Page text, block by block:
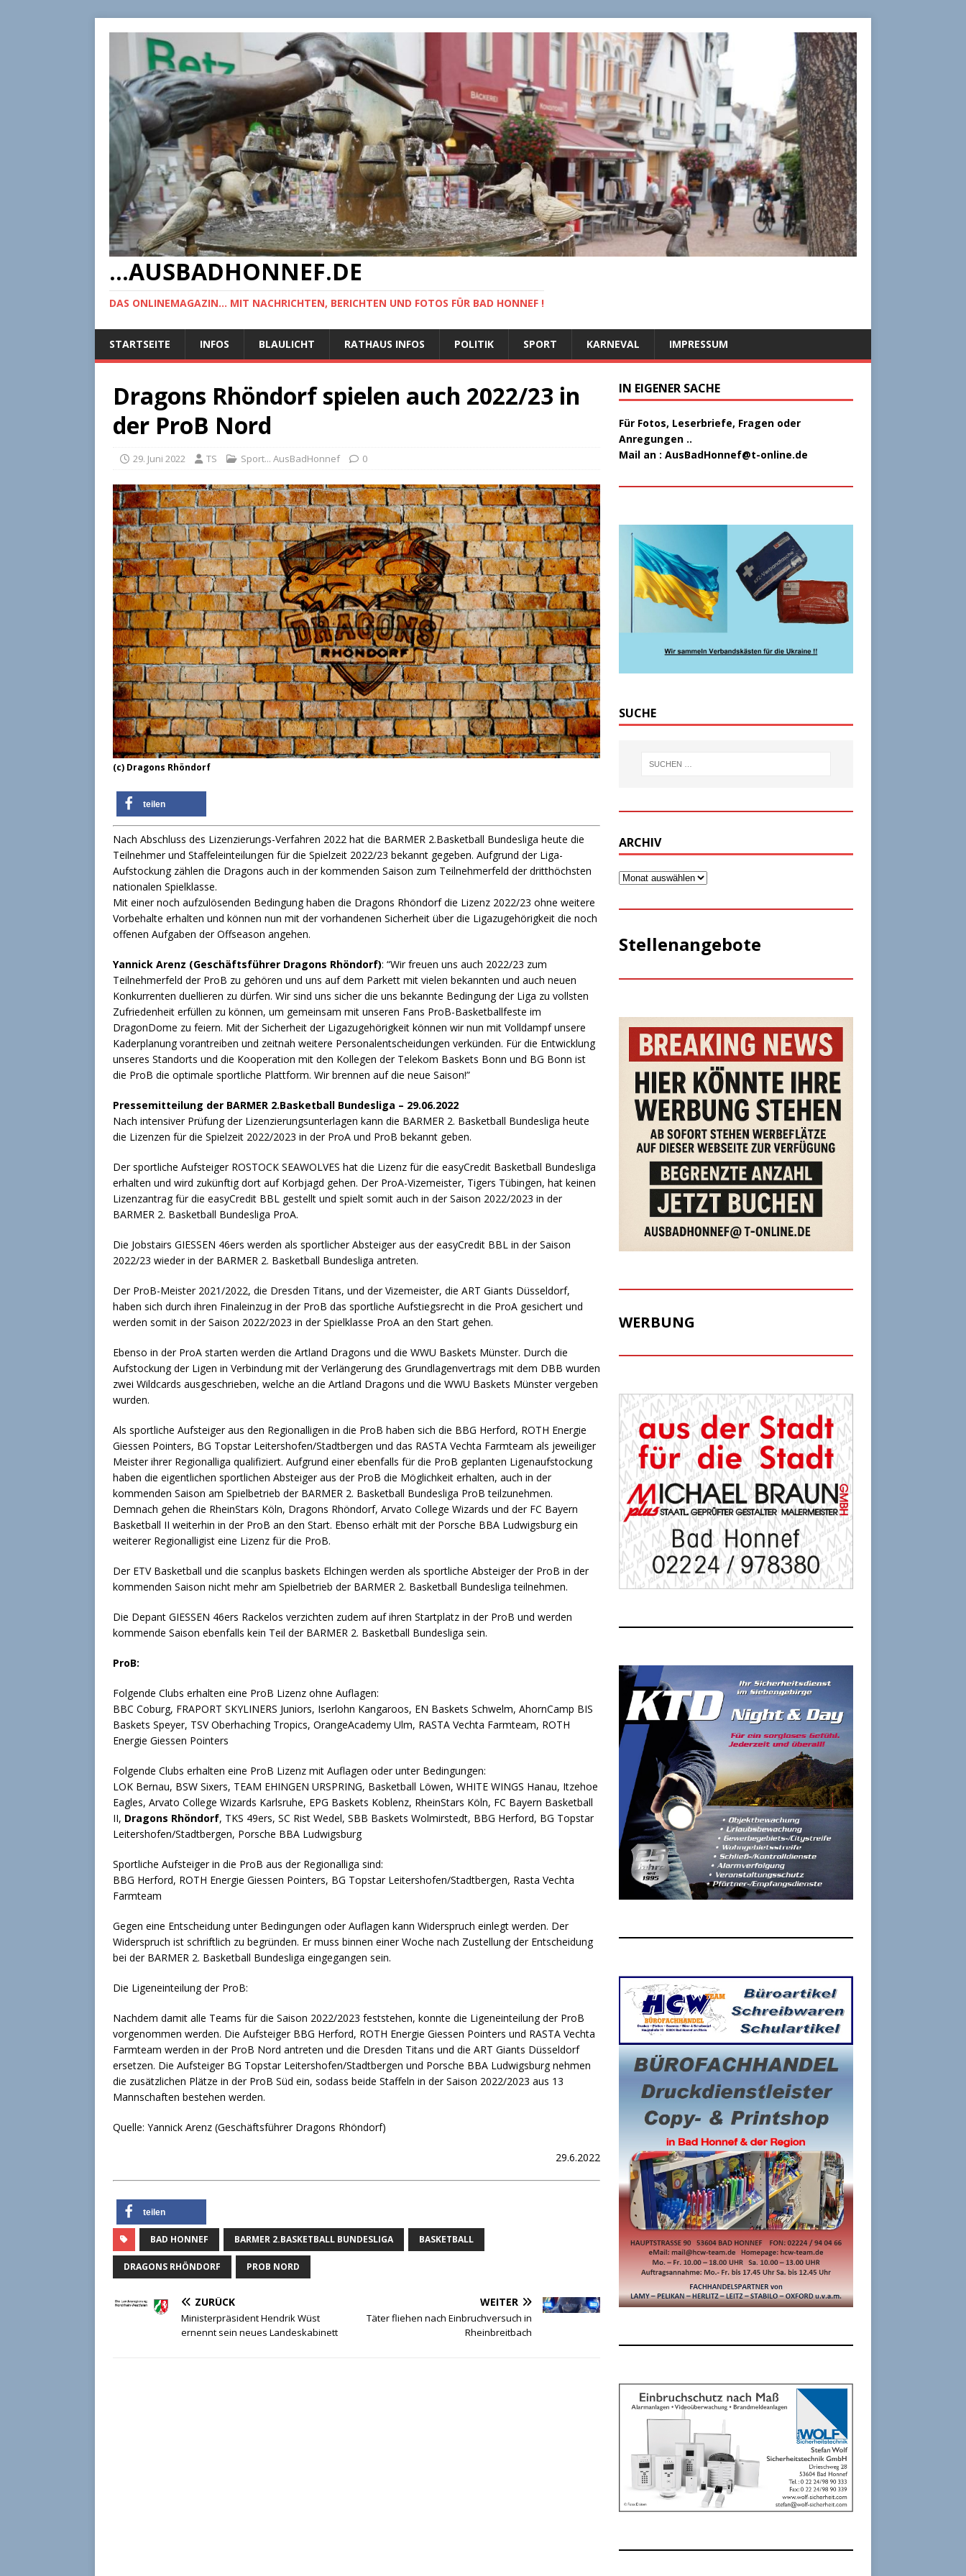
...AUSBADHONNEF.DE
DAS ONLINEMAGAZIN... MIT NACHRICHTEN, BERICHTEN UND FOTOS FÜR BAD HONNEF !
STARTSEITE INFOS BLAULICHT RATHAUS INFOS POLITIK SPORT KARNEVAL IMPRESSUM
Dragons Rhöndorf spielen auch 2022/23 in
der ProB Nord
29. Juni 2022 TS Sport... AusBadHonnef 0
(c) Dragons Rhöndorf
teilen
Nach Abschluss des Lizenzierungs-Verfahren 2022 hat die BARMER 2.Basketball Bundesliga heute die
Teilnehmer und Staffeleinteilungen für die Spielzeit 2022/23 bekannt gegeben. Aufgrund der Liga-
Aufstockung zählen die Dragons auch in der kommenden Saison zum Teilnehmerfeld der dritthöchsten
nationalen Spielklasse.
Mit einer noch aufzulösenden Bedingung haben die Dragons Rhöndorf die Lizenz 2022/23 ohne weitere
Vorbehalte erhalten und können nun mit der vorhandenen Sicherheit über die Ligazugehörigkeit die noch
offenen Aufgaben der Offseason angehen.
Yannick Arenz (Geschäftsführer Dragons Rhöndorf): “Wir freuen uns auch 2022/23 zum
Teilnehmerfeld der ProB zu gehören und uns auf dem Parkett mit vielen bekannten und auch neuen
Konkurrenten duellieren zu dürfen. Wir sind uns sicher die uns bekannte Bedingung der Liga zu vollsten
Zufriedenheit erfüllen zu können, um gemeinsam mit unseren Fans ProB-Basketballfeste im
DragonDome zu feiern. Mit der Sicherheit der Ligazugehörigkeit können wir nun mit Volldampf unsere
Kaderplanung vorantreiben und zeitnah weitere Personalentscheidungen verkünden. Für die Entwicklung
unseres Standorts und die Kooperation mit den Kollegen der Telekom Baskets Bonn und BG Bonn ist
die ProB die optimale sportliche Plattform. Wir brennen auf die neue Saison!”
Pressemitteilung der BARMER 2.Basketball Bundesliga – 29.06.2022
Nach intensiver Prüfung der Lizenzierungsunterlagen kann die BARMER 2. Basketball Bundesliga heute
die Lizenzen für die Spielzeit 2022/2023 in der ProA und ProB bekannt geben.
Der sportliche Aufsteiger ROSTOCK SEAWOLVES hat die Lizenz für die easyCredit Basketball Bundesliga
erhalten und wird zukünftig dort auf Korbjagd gehen. Der ProA-Vizemeister, Tigers Tübingen, hat keinen
Lizenzantrag für die easyCredit BBL gestellt und spielt somit auch in der Saison 2022/2023 in der
BARMER 2. Basketball Bundesliga ProA.
Die Jobstairs GIESSEN 46ers werden als sportlicher Absteiger aus der easyCredit BBL in der Saison
2022/23 wieder in der BARMER 2. Basketball Bundesliga antreten.
Der ProB-Meister 2021/2022, die Dresden Titans, und der Vizemeister, die ART Giants Düsseldorf,
haben sich durch ihren Finaleinzug in der ProB das sportliche Aufstiegsrecht in die ProA gesichert und
werden somit in der Saison 2022/2023 in der Spielklasse ProA an den Start gehen.
Ebenso in der ProA starten werden die Artland Dragons und die WWU Baskets Münster. Durch die
Aufstockung der Ligen in Verbindung mit der Verlängerung des Grundlagenvertrags mit dem DBB wurden
zwei Wildcards ausgeschrieben, welche an die Artland Dragons und die WWU Baskets Münster vergeben
wurden.
Als sportliche Aufsteiger aus den Regionalligen in die ProB haben sich die BBG Herford, ROTH Energie
Giessen Pointers, BG Topstar Leitershofen/Stadtbergen und das RASTA Vechta Farmteam als jeweiliger
Meister ihrer Regionalliga qualifiziert. Aufgrund einer ebenfalls für die ProB geplanten Ligenaufstockung
haben die eigentlichen sportlichen Absteiger aus der ProB die Möglichkeit erhalten, auch in der
kommenden Saison am Spielbetrieb der BARMER 2. Basketball Bundesliga ProB teilzunehmen.
Demnach gehen die RheinStars Köln, Dragons Rhöndorf, Arvato College Wizards und der FC Bayern
Basketball II weiterhin in der ProB an den Start. Ebenso erhält mit der Porsche BBA Ludwigsburg ein
weiterer Regionalligist eine Lizenz für die ProB.
Der ETV Basketball und die scanplus baskets Elchingen werden als sportliche Absteiger der ProB in der
kommenden Saison nicht mehr am Spielbetrieb der BARMER 2. Basketball Bundesliga teilnehmen.
Die Depant GIESSEN 46ers Rackelos verzichten zudem auf ihren Startplatz in der ProB und werden
kommende Saison ebenfalls kein Teil der BARMER 2. Basketball Bundesliga sein.
ProB:
Folgende Clubs erhalten eine ProB Lizenz ohne Auflagen:
BBC Coburg, FRAPORT SKYLINERS Juniors, Iserlohn Kangaroos, EN Baskets Schwelm, AhornCamp BIS
Baskets Speyer, TSV Oberhaching Tropics, OrangeAcademy Ulm, RASTA Vechta Farmteam, ROTH
Energie Giessen Pointers
Folgende Clubs erhalten eine ProB Lizenz mit Auflagen oder unter Bedingungen:
LOK Bernau, BSW Sixers, TEAM EHINGEN URSPRING, Basketball Löwen, WHITE WINGS Hanau, Itzehoe
Eagles, Arvato College Wizards Karlsruhe, EPG Baskets Koblenz, RheinStars Köln, FC Bayern Basketball
II, Dragons Rhöndorf, TKS 49ers, SC Rist Wedel, SBB Baskets Wolmirstedt, BBG Herford, BG Topstar
Leitershofen/Stadtbergen, Porsche BBA Ludwigsburg
Sportliche Aufsteiger in die ProB aus der Regionalliga sind:
BBG Herford, ROTH Energie Giessen Pointers, BG Topstar Leitershofen/Stadtbergen, Rasta Vechta
Farmteam
Gegen eine Entscheidung unter Bedingungen oder Auflagen kann Widerspruch einlegt werden. Der
Widerspruch ist schriftlich zu begründen. Er muss binnen einer Woche nach Zustellung der Entscheidung
bei der BARMER 2. Basketball Bundesliga eingegangen sein.
Die Ligeneinteilung der ProB:
Nachdem damit alle Teams für die Saison 2022/2023 feststehen, konnte die Ligeneinteilung der ProB
vorgenommen werden. Die Aufsteiger BBG Herford, ROTH Energie Giessen Pointers und RASTA Vechta
Farmteam werden in der ProB Nord antreten und die Dresden Titans und die ART Giants Düsseldorf
ersetzen. Die Aufsteiger BG Topstar Leitershofen/Stadtbergen und Porsche BBA Ludwigsburg nehmen
die zusätzlichen Plätze in der ProB Süd ein, sodass beide Staffeln in der Saison 2022/2023 aus 13
Mannschaften bestehen werden.
Quelle: Yannick Arenz (Geschäftsführer Dragons Rhöndorf)
29.6.2022
teilen
BAD HONNEF BARMER 2.BASKETBALL BUNDESLIGA BASKETBALL
DRAGONS RHÖNDORF PROB NORD
ZURÜCK
Ministerpräsident Hendrik Wüst
ernennt sein neues Landeskabinett
WEITER
Täter fliehen nach Einbruchversuch in
Rheinbreitbach
IN EIGENER SACHE
Für Fotos, Leserbriefe, Fragen oder
Anregungen ..
Mail an : AusBadHonnef@t-online.de
SUCHE
ARCHIV
Stellenangebote
WERBUNG